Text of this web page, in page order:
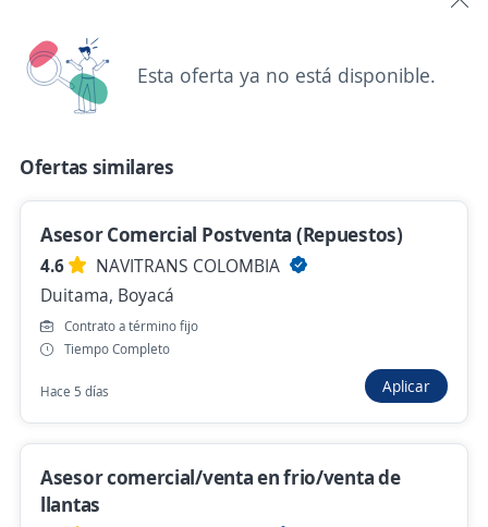
Sogamoso, Boyacá
$ 1.752.000,00 (Mensual)
Se precisa Urgente Empleo destacado
Impulsador de Zona Sutamarchan
4,6
Coordinadora Mercantil S.A.
Otanche, Boyacá
$ 3.075.905,00 (Mensual)
Santander Colombia
Garagoa, Boyacá
Esta oferta ya no está disponible.
Ofertas similares
Asesor Comercial Postventa (Repuestos)
4.6
NAVITRANS COLOMBIA
Duitama, Boyacá
Contrato a término fijo
Tiempo Completo
Hace 5 días Aplicar
Asesor comercial/venta en frio/venta de
llantas